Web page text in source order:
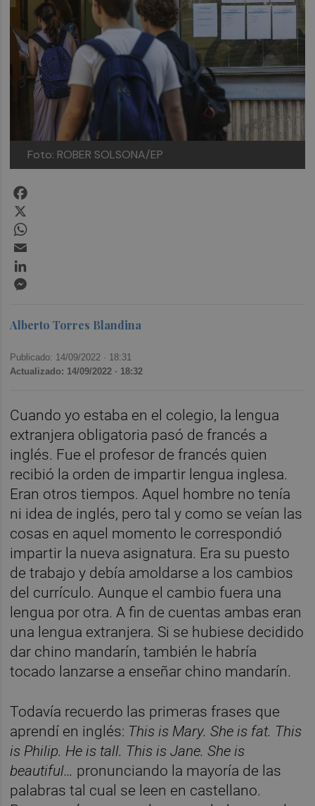
Foto: ROBER SOLSONA/EP
Alberto Torres Blandina
Publicado: 14/09/2022 · 18:31
Actualizado: 14/09/2022 · 18:32
Cuando yo estaba en el colegio, la lengua
extranjera obligatoria pasó de francés a
inglés. Fue el profesor de francés quien
recibió la orden de impartir lengua inglesa.
Eran otros tiempos. Aquel hombre no tenía
ni idea de inglés, pero tal y como se veían las
cosas en aquel momento le correspondió
impartir la nueva asignatura. Era su puesto
de trabajo y debía amoldarse a los cambios
del currículo. Aunque el cambio fuera una
lengua por otra. A fin de cuentas ambas eran
una lengua extranjera. Si se hubiese decidido
dar chino mandarín, también le habría
tocado lanzarse a enseñar chino mandarín.
Todavía recuerdo las primeras frases que
aprendí en inglés: This is Mary.She is fat. This
is Philip. He is tall. This is Jane.She is
beautiful… pronunciando la mayoría de las
palabras tal cual se leen en castellano.